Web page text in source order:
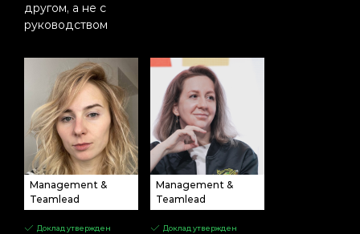
другом, а не с
руководством
Management &
Teamlead
Доклад утвержден
Management &
Teamlead
Доклад утвержден